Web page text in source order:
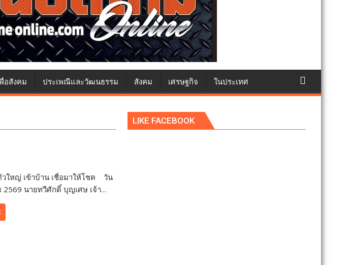
อสังคม ประเพณีและวัฒนธรรม สังคม เศรษฐกิจ ในประเทศ
วใหญ่ เข้าบ้าน เชื่อมาให้โชค วัน
2569 นายทวีศักดิ์ บุญเศษ เจ้า…
LIKE FACEBOOK